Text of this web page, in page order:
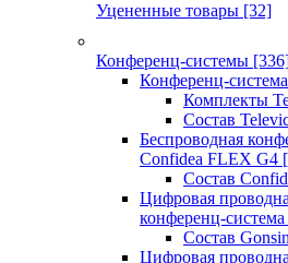
Уцененные товары [32]
Конференц-системы
Конференц-
Комплекты
Состав
Беспроводная
Confidea FLEX G4
Состав
Цифровая
конференц-
Состав
Цифровая